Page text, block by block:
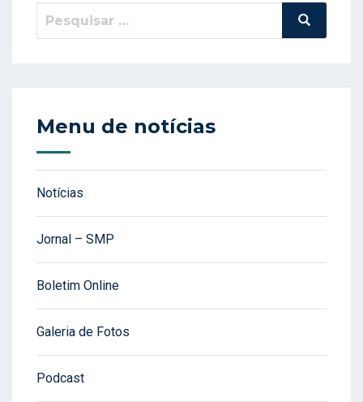
Pesquisar
Pesquisa
Menu de notícias
Notícias
Jornal – SMP
Boletim Online
Galeria de Fotos
Podcast